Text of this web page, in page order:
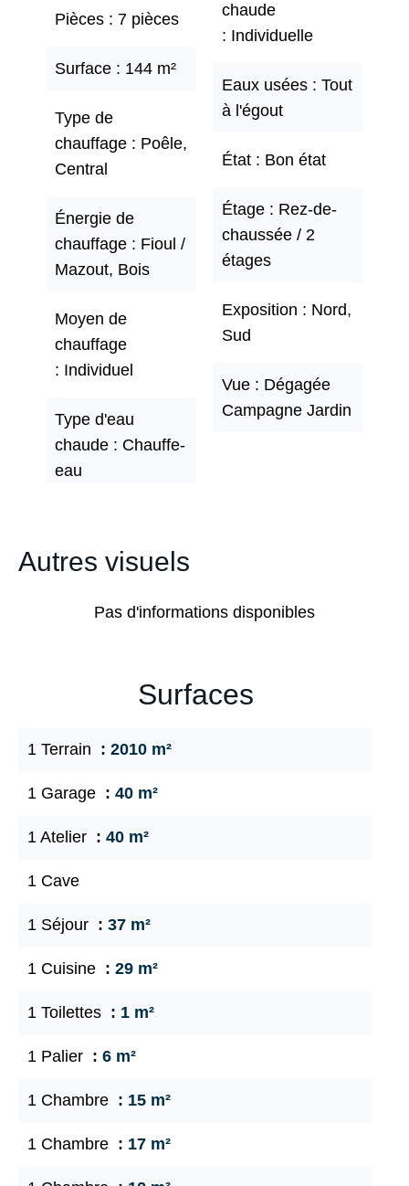
Pièces 7 pièces
Surface 144 m²
Type de
chauffage
Poêle,
Central
Énergie de
chauffage
Fioul /
Mazout, Bois
Moyen de
chauffage
Individuel
Type d'eau
chaude
Chauffe-
eau
chaude
Individuelle
Eaux usées
Tout
à l'égout
État Bon état
Étage
Rez-de-
chaussée / 2
étages
Exposition
Nord,
Sud
Vue
Dégagée
Campagne Jardin
Autres visuels
Pas d'informations disponibles
Surfaces
1 Terrain 2010 m²
1 Garage 40 m²
1 Atelier 40 m²
1 Cave
1 Séjour 37 m²
1 Cuisine 29 m²
1 Toilettes 1 m²
1 Palier 6 m²
1 Chambre 15 m²
1 Chambre 17 m²